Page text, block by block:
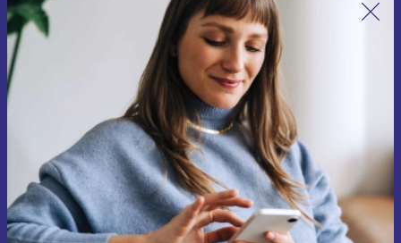
Erstmals zum Newsletter anmelden,
15 € sparen!
Verpasse kein Angebot mehr.
Gutschein anfordern
Informationen über die Verwendung personenbezogener Daten findest
du in unserer
Datenschutzerklärung.